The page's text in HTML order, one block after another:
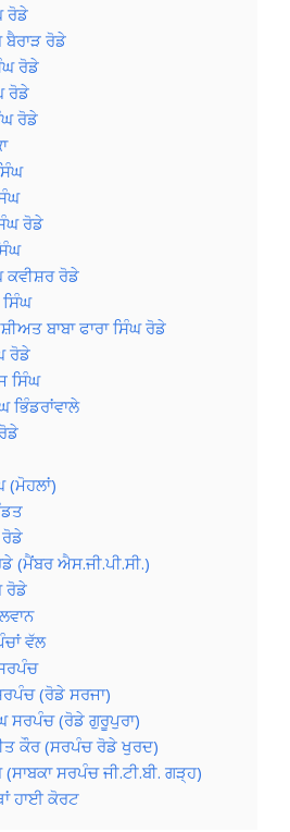
ਰੋਡੇ
ਬੈਰਾੜ ਰੋਡੇ
ਰੋਡੇ
ਰੋਡੇ
ਰੋਡੇ
ਰੋਡੇ
ਕਵੀਸ਼ਰ ਰੋਡੇ
ਬਾਬਾ ਫਾਰਾ ਸਿੰਘ ਰੋਡੇ
ਰੋਡੇ
ਸਿੰਘ
ਭਿੰਡਰਾਂਵਾਲੇ
(ਮੋਹਲਾਂ)
(ਮੈਂਬਰ ਐਸ.ਜੀ.ਪੀ.ਸੀ.)
ਰੋਡੇ
ਵੱਲ
(ਰੋਡੇ ਸਰਜਾ)
ਸਰਪੰਚ (ਰੋਡੇ ਗੁਰੂਪੁਰਾ)
ਕੌਰ (ਸਰਪੰਚ ਰੋਡੇ ਖੁਰਦ)
ਸਰਪੰਚ ਜੀ.ਟੀ.ਬੀ. ਗੜ੍ਹ)
ਹਾਈ ਕੋਰਟ